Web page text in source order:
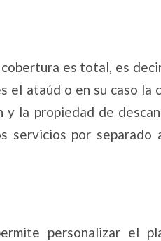
es total, es
el ataúd o en su caso la
y la propiedad de
servicios por
personalizar el